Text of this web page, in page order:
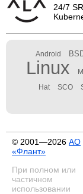
24/7
Android
Linux
Hat SCO
© 2001—2026 АО
«Флант»
При полном или
частичном
использовании